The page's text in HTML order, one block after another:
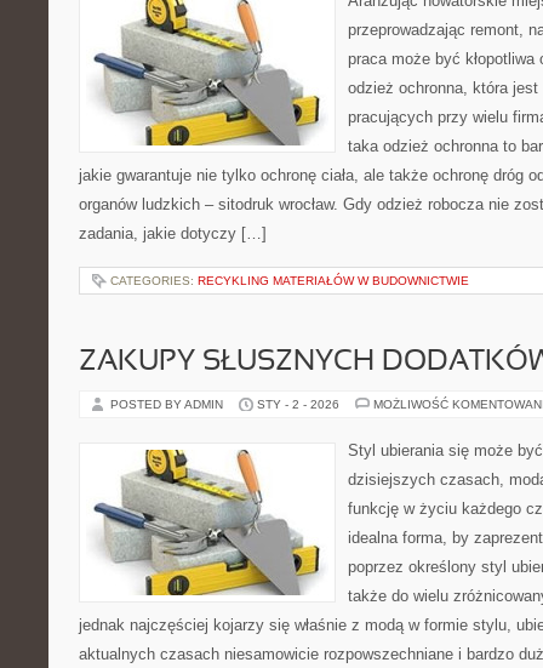
przeprowadzając remont,
praca może być
odzież ochronna, która
pracujących przy wielu
taka odzież ochronna to
jakie gwarantuje nie tylko ochronę ciała, ale także ochronę dróg
organów ludzkich – sitodruk wrocław. Gdy odzież robocza nie
zadania, jakie dotyczy […]
CATEGORIES: RECYKLING MATERIAŁÓW W BUDOWNICTWIE
ZAKUPY SŁUSZNYCH
POSTED BY ADMIN STY - 2 - 2026 MOŻLIWOŚĆ
Styl ubierania się może
dzisiejszych czasach,
funkcję w życiu każdego
idealna forma, by
poprzez określony styl
także do wielu
jednak najczęściej kojarzy się właśnie z modą w formie stylu,
aktualnych czasach niesamowicie rozpowszechniane i bardzo